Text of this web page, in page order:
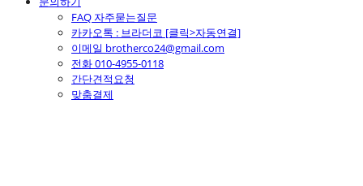
FAQ 자주묻는질문
카카오톡 : 브라더코 [클릭>자동연결]
이메일 brotherco24@gmail.com
전화 010-4955-0118
간단견적요청
맞춤결제